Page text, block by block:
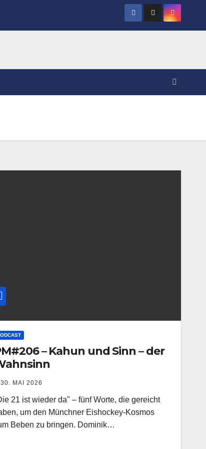
– Kahun und Sinn – der
30. MAI 2026
21 ist wieder da" – fünf Worte, die gereicht
um den Münchner Eishockey-Kosmos
Beben zu bringen. Dominik…